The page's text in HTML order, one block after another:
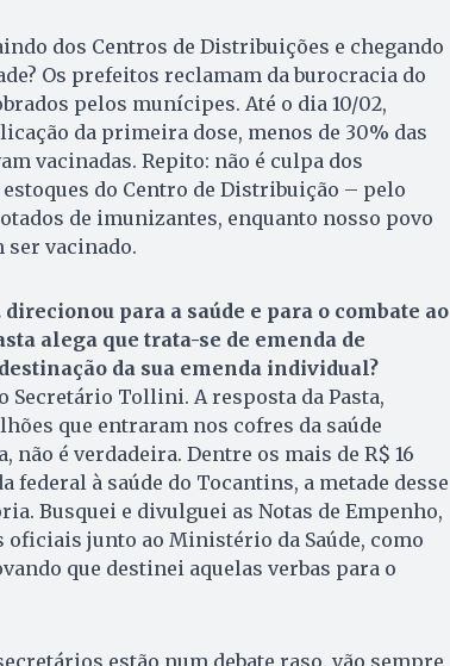
dos Centros de Distribuições e chegando
Os prefeitos reclamam da burocracia do
pelos munícipes. Até o dia 10/02,
da primeira dose, menos de 30% das
vacinadas. Repito: não é culpa dos
do Centro de Distribuição – pelo
de imunizantes, enquanto nosso povo
ser vacinado.
para a saúde e para o combate ao
alega que trata-se de emenda de
da sua emenda individual?
Secretário Tollini. A resposta da Pasta,
que entraram nos cofres da saúde
não é verdadeira. Dentre os mais de R$ 16
federal à saúde do Tocantins, a metade desse
Busquei e divulguei as Notas de Empenho,
oficiais junto ao Ministério da Saúde, como
que destinei aquelas verbas para o